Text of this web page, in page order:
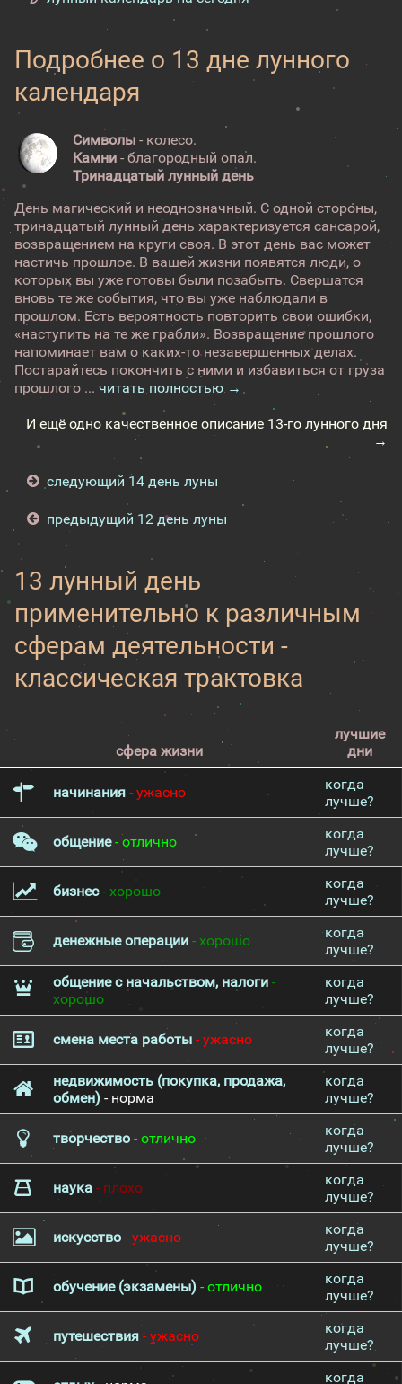
Подробнее о 13 дне лунного
календаря
Символы - колесо.
Камни - благородный опал.
Тринадцатый лунный день
День магический и неоднозначный. С одной стороны,
тринадцатый лунный день характеризуется сансарой,
возвращением на круги своя. В этот день вас может
настичь прошлое. В вашей жизни появятся люди, о
которых вы уже готовы были позабыть. Свершатся
вновь те же события, что вы уже наблюдали в
прошлом. Есть вероятность повторить свои ошибки,
«наступить на те же грабли». Возвращение прошлого
напоминает вам о каких-то незавершенных делах.
Постарайтесь покончить с ними и избавиться от груза
прошлого ... читать полностью →
И ещё одно качественное описание 13-го лунного дня
→
следующий 14 день луны
предыдущий 12 день луны
13 лунный день
применительно к различным
сферам деятельности -
классическая трактовка
сфера жизни
лучшие
дни
начинания - ужасно
когда
лучше?
общение- отлично
когда
лучше?
бизнес- хорошо
когда
лучше?
денежные операции - хорошо
когда
лучше?
общение с начальством, налоги -
хорошо
когда
лучше?
смена места работы - ужасно
когда
лучше?
недвижимость (покупка, продажа,
обмен) - норма
когда
лучше?
творчество - отлично
когда
лучше?
наука - плохо
когда
лучше?
искусство - ужасно
когда
лучше?
обучение (экзамены) - отлично
когда
лучше?
путешествия - ужасно
когда
лучше?
когда